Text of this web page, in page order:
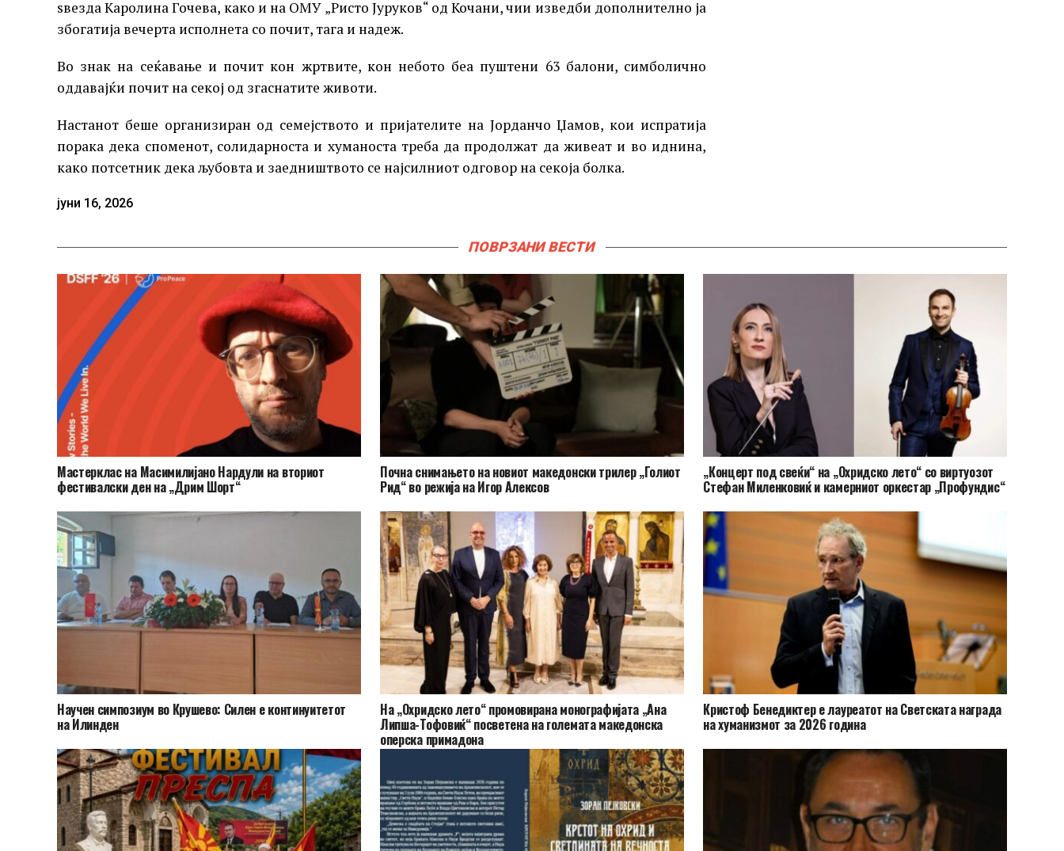
ѕвезда Каролина Гочева, како и на ОМУ „Ристо Јуруков“ од Кочани, чии изведби дополнително ја
збогатија вечерта исполнета со почит, тага и надеж.
Во знак на сеќавање и почит кон жртвите, кон небото беа пуштени 63 балони, симболично
оддавајќи почит на секој од згаснатите животи.
Настанот беше организиран од семејството и пријателите на Јорданчо Џамов, кои испратија
порака дека споменот, солидарноста и хуманоста треба да продолжат да живеат и во иднина,
како потсетник дека љубовта и заедништвото се најсилниот одговор на секоја болка.
јуни 16, 2026
ПОВРЗАНИ ВЕСТИ
Мастерклас на Масимилијано Нардули на вториот
фестивалски ден на „Дрим Шорт“
Почна снимањето на новиот македонски трилер „Голиот
Рид“ во режија на Игор Алексов
„Концерт под свеќи“ на „Охридско лето“ со виртуозот
Стефан Миленковиќ и камерниот оркестар „Профундис“
Научен симпозиум во Крушево: Силен е континуитетот
на Илинден
На „Охридско лето“ промовирана монографијата „Ана
Липша-Тофовиќ“ посветена на големата македонска
оперска примадона
Кристоф Бенедиктер е лауреатот на Светската награда
на хуманизмот за 2026 година